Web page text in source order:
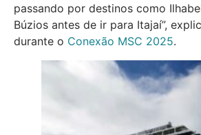
passando por destinos como
Búzios antes de ir para Itajaí”,
durante o Conexão MSC 2025.